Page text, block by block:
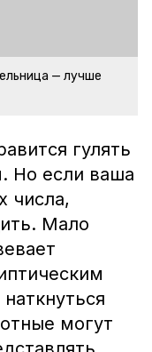
— лучше
гулять
Но если ваша
числа,
Мало
могут